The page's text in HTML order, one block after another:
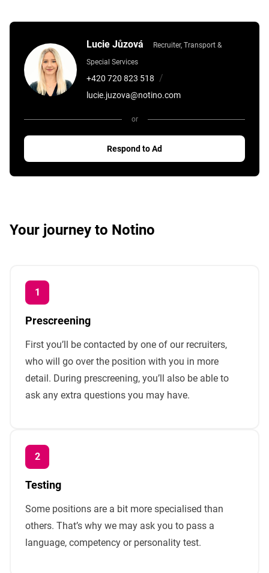
Lucie Jůzová
Recruiter, Transport &
Special Services
+420 720 823 518 /
lucie.juzova@notino.com
or
Respond to Ad
Your journey to Notino
Prescreening
First you’ll be contacted by one of our recruiters,
who will go over the position with you in more
detail. During prescreening, you’ll also be able to
ask any extra questions you may have.
Testing
Some positions are a bit more specialised than
others. That’s why we may ask you to pass a
language, competency or personality test.